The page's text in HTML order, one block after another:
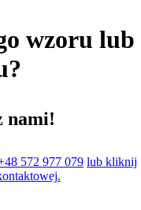
wzoru lub
nami!
572 977 079 lub kliknij